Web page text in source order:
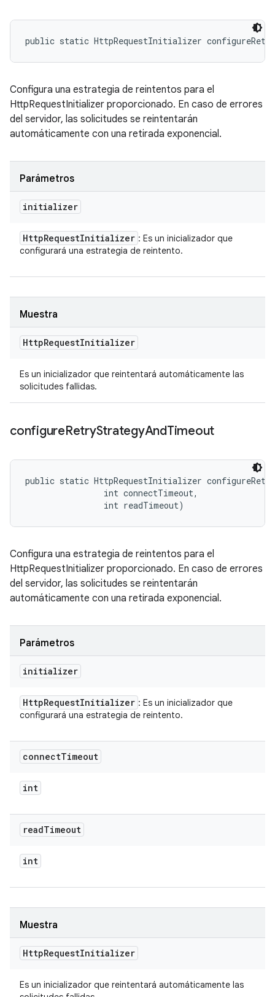
public static HttpRequestInitializer
Configura una estrategia de reintentos para el
HttpRequestInitializer proporcionado. En caso de errores
del servidor, las solicitudes se reintentarán
automáticamente con una retirada exponencial.
Parámetros
initializer
HttpRequestInitializer : Es un inicializador que
configurará una estrategia de reintento.
Muestra
HttpRequestInitializer
Es un inicializador que reintentará automáticamente las
solicitudes fallidas.
configureRetryStrategyAndTimeout
public static HttpRequestInitializer
                int connectTimeout,
                int readTimeout)
Configura una estrategia de reintentos para el
HttpRequestInitializer proporcionado. En caso de errores
del servidor, las solicitudes se reintentarán
automáticamente con una retirada exponencial.
Parámetros
initializer
HttpRequestInitializer : Es un inicializador que
configurará una estrategia de reintento.
connectTimeout
int
readTimeout
int
Muestra
HttpRequestInitializer
Es un inicializador que reintentará automáticamente las